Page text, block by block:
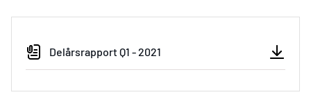
Delårsrapport Q1 - 2021